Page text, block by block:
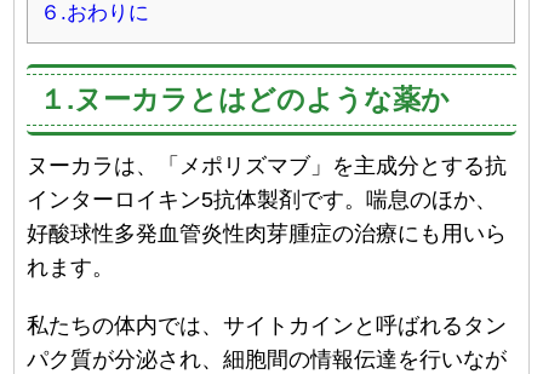
６.おわりに
１.ヌーカラとはどのような薬か
ヌーカラは、「メポリズマブ」を主成分とする抗
インターロイキン5抗体製剤です。喘息のほか、
好酸球性多発血管炎性肉芽腫症の治療にも用いら
れます。
私たちの体内では、サイトカインと呼ばれるタン
パク質が分泌され、細胞間の情報伝達を行いなが